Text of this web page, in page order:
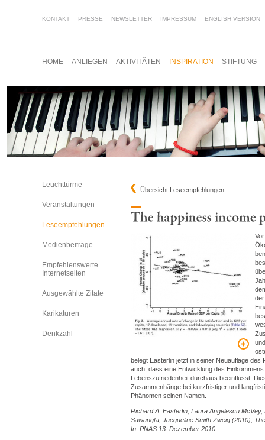
HOME ANLIEGEN AKTIVITÄTEN INSPIRATION STIFTUNG
Leuchttürme
Veranstaltungen
Leseempfehlungen
Medienbeiträge
Empfehlenswerte
Internetseiten
Ausgewählte Zitate
Karikaturen
Denkzahl
Übersicht Leseempfehlungen
belegt Easterlin jetzt in seiner Neuauflage des
auch, dass eine Entwicklung des
Lebenszufriedenheit durchaus beeinflusst.
Zusammenhänge bei kurzfristiger und
Phänomen seinen Namen.
Richard A. Easterlin, Laura Angelescu
Sawangfa, Jacqueline Smith Zweig (2010),
In: PNAS 13. Dezember 2010.
KONTAKT PRESSE NEWSLETTER IMPRESSUM ENGLISH VERSION